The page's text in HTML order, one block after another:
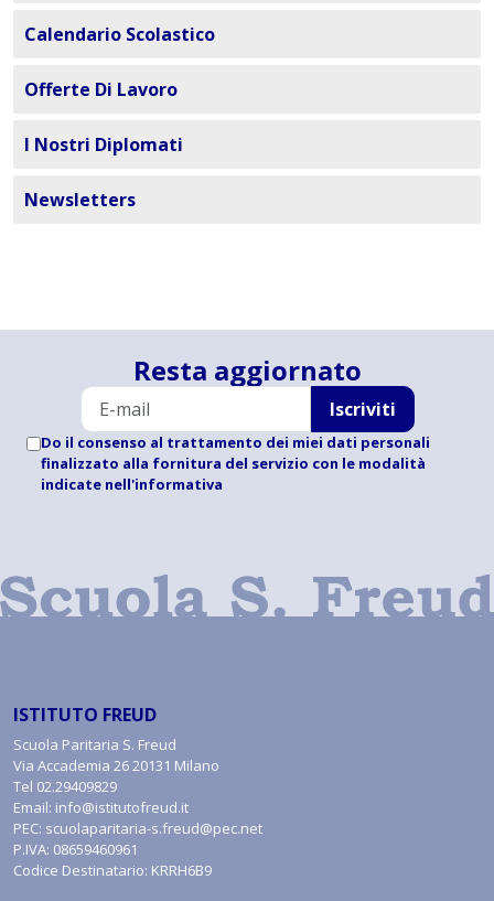
Calendario Scolastico
Offerte Di Lavoro
I Nostri Diplomati
Newsletters
Resta aggiornato
Iscriviti
Do il consenso al trattamento dei miei dati personali
finalizzato alla fornitura del servizio con le modalità
indicate nell'informativa
ISTITUTO FREUD
Scuola Paritaria S. Freud
Via Accademia 26 20131 Milano
Tel 02.29409829
Email: info@istitutofreud.it
PEC: scuolaparitaria-s.freud@pec.net
P.IVA: 08659460961
Codice Destinatario: KRRH6B9